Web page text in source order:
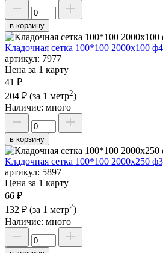
в корзину
Кладочная сетка 100*100 2000х100
артикул: 7977
Цена за 1 карту
41 ₽
204 ₽ (за 1 метр2)
Наличие: много
в корзину
Кладочная сетка 100*100 2000х250
артикул: 5897
Цена за 1 карту
66 ₽
132 ₽ (за 1 метр2)
Наличие: много